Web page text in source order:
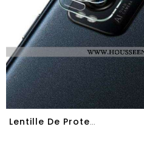
Lentille De Protection En Verre Trempé Pour Oppo Find X3 Neo IMAK